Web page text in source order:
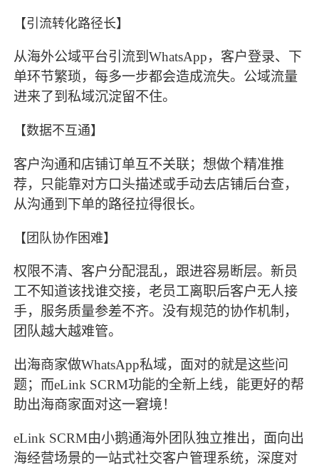
【引流转化路径长】
从海外公域平台引流到WhatsApp，客户登录、下
单环节繁琐，每多一步都会造成流失。公域流量
进来了到私域沉淀留不住。
【数据不互通】
客户沟通和店铺订单互不关联；想做个精准推
荐，只能靠对方口头描述或手动去店铺后台查，
从沟通到下单的路径拉得很长。
【团队协作困难】
权限不清、客户分配混乱，跟进容易断层。新员
工不知道该找谁交接，老员工离职后客户无人接
手，服务质量参差不齐。没有规范的协作机制，
团队越大越难管。
出海商家做WhatsApp私域，面对的就是这些问
题；而eLink SCRM功能的全新上线，能更好的帮
助出海商家面对这一窘境！
eLink SCRM由小鹅通海外团队独立推出，面向出
海经营场景的一站式社交客户管理系统，深度对